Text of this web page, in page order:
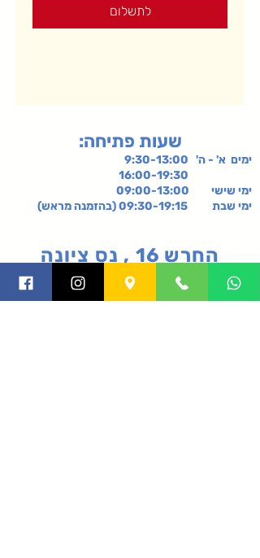
לתשלום
:שעות פתיחה
ימים א' - ה' 9:30-13:00
ימי שישי 09:00-13:00
ימי שבת 09:30-19:15 (בהזמנה מראש)
החרש 16 , נס ציונה
קניון רננים, קומה 2-,
רעננה